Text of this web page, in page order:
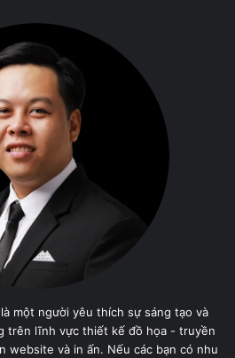
một người yêu thích sự sáng tạo và
trên lĩnh vực thiết kế đồ họa - truyền
website và in ấn. Nếu các bạn có nhu